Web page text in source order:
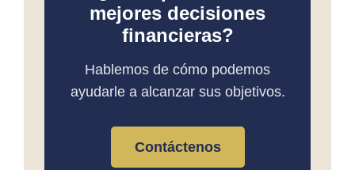
mejores decisiones
financieras?
Hablemos de cómo podemos
ayudarle a alcanzar sus objetivos.
Contáctenos